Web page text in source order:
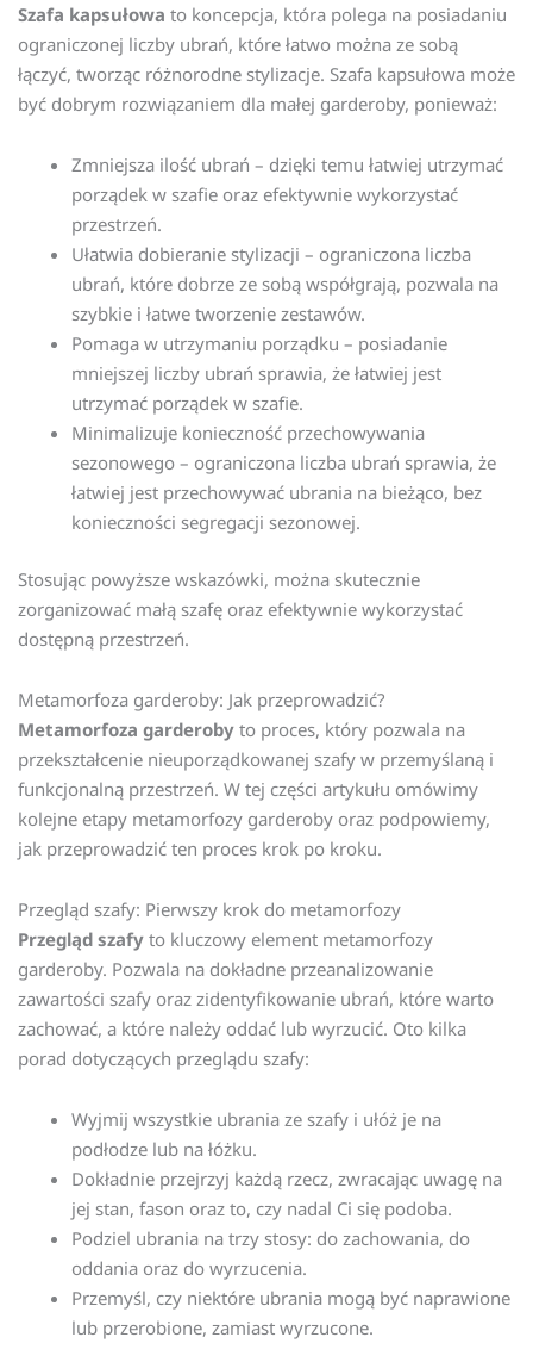
Szafa kapsułowa to koncepcja, która polega na posiadaniu
ograniczonej liczby ubrań, które łatwo można ze sobą
łączyć, tworząc różnorodne stylizacje. Szafa kapsułowa może
być dobrym rozwiązaniem dla małej garderoby, ponieważ:
Zmniejsza ilość ubrań – dzięki temu łatwiej utrzymać
porządek w szafie oraz efektywnie wykorzystać
przestrzeń.
Ułatwia dobieranie stylizacji – ograniczona liczba
ubrań, które dobrze ze sobą współgrają, pozwala na
szybkie i łatwe tworzenie zestawów.
Pomaga w utrzymaniu porządku – posiadanie
mniejszej liczby ubrań sprawia, że łatwiej jest
utrzymać porządek w szafie.
Minimalizuje konieczność przechowywania
sezonowego – ograniczona liczba ubrań sprawia, że
łatwiej jest przechowywać ubrania na bieżąco, bez
konieczności segregacji sezonowej.
Stosując powyższe wskazówki, można skutecznie
zorganizować małą szafę oraz efektywnie wykorzystać
dostępną przestrzeń.
Metamorfoza garderoby: Jak przeprowadzić?
Metamorfoza garderoby to proces, który pozwala na
przekształcenie nieuporządkowanej szafy w przemyślaną i
funkcjonalną przestrzeń. W tej części artykułu omówimy
kolejne etapy metamorfozy garderoby oraz podpowiemy,
jak przeprowadzić ten proces krok po kroku.
Przegląd szafy: Pierwszy krok do metamorfozy
Przegląd szafy to kluczowy element metamorfozy
garderoby. Pozwala na dokładne przeanalizowanie
zawartości szafy oraz zidentyfikowanie ubrań, które warto
zachować, a które należy oddać lub wyrzucić. Oto kilka
porad dotyczących przeglądu szafy:
Wyjmij wszystkie ubrania ze szafy i ułóż je na
podłodze lub na łóżku.
Dokładnie przejrzyj każdą rzecz, zwracając uwagę na
jej stan, fason oraz to, czy nadal Ci się podoba.
Podziel ubrania na trzy stosy: do zachowania, do
oddania oraz do wyrzucenia.
Przemyśl, czy niektóre ubrania mogą być naprawione
lub przerobione, zamiast wyrzucone.